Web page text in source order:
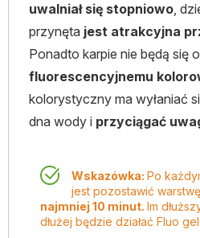
uwalniał się stopniowo,
przynęta jest atrakcyjna
Ponadto karpie nie będą się
fluorescencyjnemu
kolorystyczny ma wyłaniać
dna wody i przyciągać
Wskazówka: Po
jest pozostawić warstwę
najmniej 10 minut. Im
dłużej będzie działać Fluo gel.